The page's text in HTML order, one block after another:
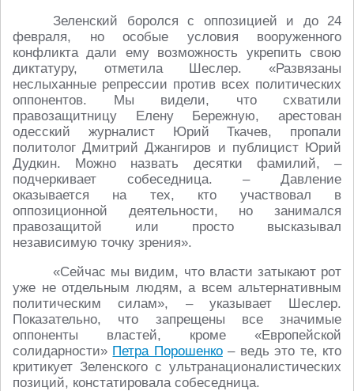
Зеленский боролся с оппозицией и до 24
февраля, но особые условия вооруженного
конфликта дали ему возможность укрепить свою
диктатуру, отметила Шеслер. «Развязаны
неслыханные репрессии против всех политических
оппонентов. Мы видели, что схватили
правозащитницу Елену Бережную, арестован
одесский журналист Юрий Ткачев, пропали
политолог Дмитрий Джангиров и публицист Юрий
Дудкин. Можно назвать десятки фамилий, –
подчеркивает собеседница. – Давление
оказывается на тех, кто участвовал в
оппозиционной деятельности, но занимался
правозащитой или просто высказывал
независимую точку зрения».
«Сейчас мы видим, что власти затыкают рот
уже не отдельным людям, а всем альтернативным
политическим силам», – указывает Шеслер.
Показательно, что запрещены все значимые
оппоненты властей, кроме «Европейской
солидарности» Петра Порошенко– ведь это те, кто
критикует Зеленского с ультранационалистических
позиций, констатировала собеседница.